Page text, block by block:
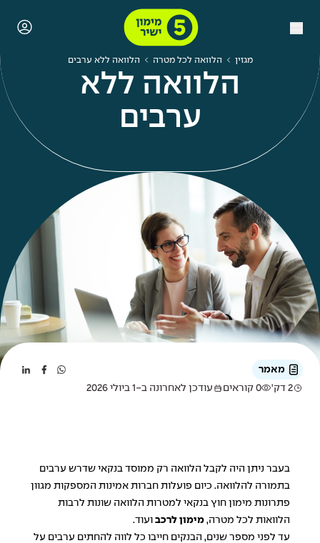
מגזין הלוואה לכל מטרה הלוואה ללא ערבים
הלוואה ללא
ערבים
מאמר
2 דק'
0 קוראים עודכן לאחרונה ב-1 ביולי 2026
בעבר ניתן היה לקבל הלוואה רק ממוסד בנקאי שדרש ערבים
בתמורה להלוואה. כיום פועלות חברות אמינות המספקות מגוון
פתרונות מימון חוץ בנקאי למטרות הלוואה שונות לרבות
הלוואות לכל מטרה, מימון לרכב ועוד.
עד לפני מספר שנים, הבנקים חייבו כל לווה להחתים ערבים על